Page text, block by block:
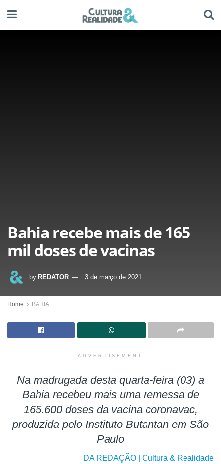
Bahia recebe mais de 165
mil doses de vacinas
by REDATOR 3 de março de 2021
Home BAHIA
ADVERTISEMENT
Na madrugada desta quarta-feira (03) a
Bahia recebeu mais uma remessa de
165.600 doses da vacina coronavac,
produzida pelo Instituto Butantan em São
Paulo
DA REDAÇÃO | Cultura & Realidade